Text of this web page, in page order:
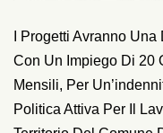
I Progetti Avranno
Con Un Impiego Di 20
Mensili, Per
Politica Attiva Per Il